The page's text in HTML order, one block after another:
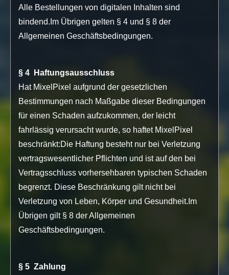
Alle Bestellungen von digitalen Inhalten sind
bindend.Im Übrigen gelten § 4 und § 8 der
Allgemeinen Geschäftsbedingungen.
§ 4 Haftungsausschluss
Hat MixelPixel aufgrund der gesetzlichen
Bestimmungen nach Maßgabe dieser Bedingungen
für einen Schaden aufzukommen, der leicht
fahrlässig verursacht wurde, so haftet MixelPixel
beschränkt:Die Haftung besteht nur bei Verletzung
vertragswesentlicher Pflichten und ist auf den bei
Vertragsschluss vorhersehbaren typischen Schaden
begrenzt. Diese Beschränkung gilt nicht bei
Verletzung von Leben, Körper und Gesundheit.Im
Übrigen gilt § 8 der Allgemeinen
Geschäftsbedingungen.
§ 5 Zahlung